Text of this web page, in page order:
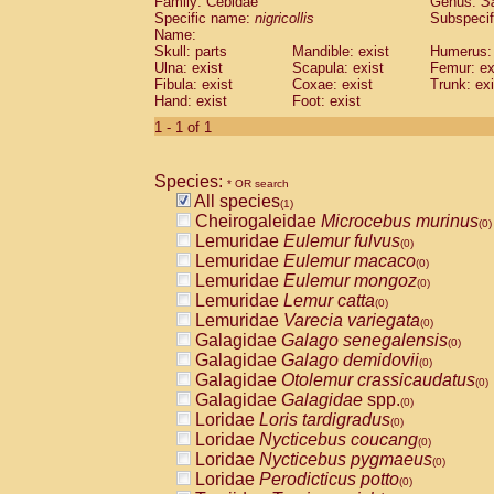
Cebidae
CebidaeSaguinus mystax
Cebidae Saguinus nigricollis (1)
Cebidae Saguinus oedipus
Cebidae Saguinus weddelli
Cebidae Saguinusspp.
Cebidae
CebidaeCebus capucinus
CebidaeCebus nigrivittatus
CebidaeCebus spp.(0)
CebidaeSaimiri boliviensis(0)
CebidaeSaimiri sciureus(0)
AtelidaeAlouatta caraya(0)
AtelidaeAlouatta fusca(0)
AtelidaeAlouatta seniculus(0)
AtelidaeAlouattaspp.(0)
AtelidaeAteles belzebuth(0)
AtelidaeAteles geoffroyi(0)
AtelidaeAteles paniscus(0)
AtelidaeAtelesspp.(0)
AtelidaeLagothrix lagothricha(0)
AtelidaeLagothrix lagothricha cana
PitheciidaeCacajao calvus
Specific name: nigricollis
Name:
Skull: parts
Mandible: exist
Ulna: exist
Scapula: exist
Femur:
Fibula: exist
Coxae: exist
Trunk:
Hand: exist
Foot: exist
1 - 1 of 1
Species: * OR search
All species(1)
Cheirogaleidae Microcebus murinus(0)
Lemuridae Eulemur fulvus(0)
Lemuridae Eulemur macaco(0)
Lemuridae Eulemur mongoz(0)
Lemuridae Lemur catta(0)
Lemuridae Varecia variegata(0)
Galagidae Galago senegalensis(0)
Galagidae Galago demidovii(0)
Galagidae Otolemur crassicaudatus(0)
Galagidae Galagidae spp.(0)
Loridae Loris tardigradus(0)
Loridae Nycticebus coucang(0)
Loridae Nycticebus pygmaeus(0)
Loridae Perodicticus potto(0)